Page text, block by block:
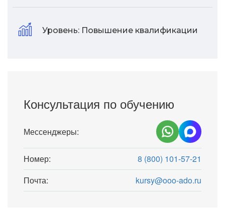
Уровень: Повышение квалификации
Консультация по обучению
Мессенджеры:
Номер:
8 (800) 101-57-21
Почта:
kursy@ooo-ado.ru